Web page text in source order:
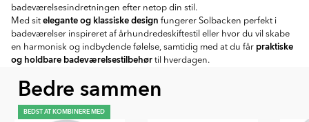
badeværelsesindretningen efter netop din stil.
Med sit elegante og klassiske design fungerer Solbacken perfekt i
badeværelser inspireret af århundredeskiftestil eller hvor du vil skabe
en harmonisk og indbydende følelse, samtidig med at du får praktiske
og holdbare badeværelsestilbehør til hverdagen.
Bedre sammen
BEDST AT KOMBINERE MED